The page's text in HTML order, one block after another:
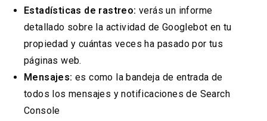
Estadísticas de rastreo: verás un informe
detallado sobre la actividad de Googlebot en tu
propiedad y cuántas veces ha pasado por tus
páginas web.
Mensajes: es como la bandeja de entrada de
todos los mensajes y notificaciones de Search
Console